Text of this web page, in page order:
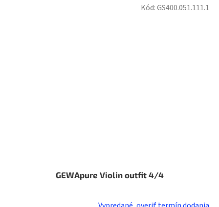
GEWApure Violin outfit 4/4
Kód:GS400.051.111.1